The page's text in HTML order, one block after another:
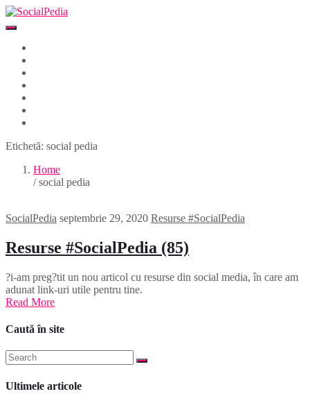
Etichetă: social pedia
Home
/ social pedia
SocialPedia septembrie 29, 2020 Resurse #SocialPedia
Resurse #SocialPedia (85)
?i-am preg?tit un nou articol cu resurse din social media, în care am
adunat link-uri utile pentru tine.
Read More
Caută în site
Ultimele articole